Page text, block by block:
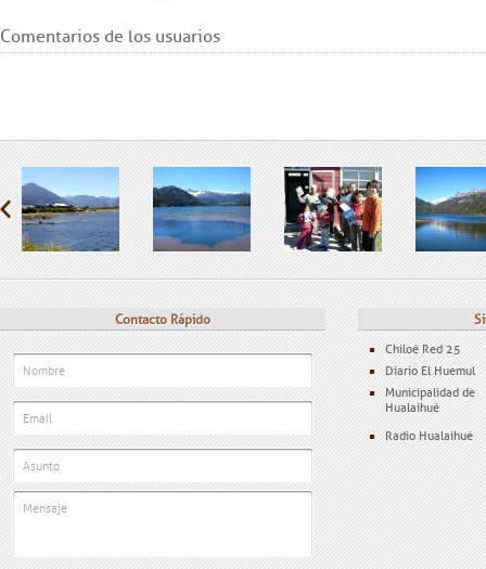
Comentarios de los usuarios
Contacto Rápido
Chiloé Red 25
Diario El Huemul
Municipalidad de
Hualaihué
Radio Hualaihué